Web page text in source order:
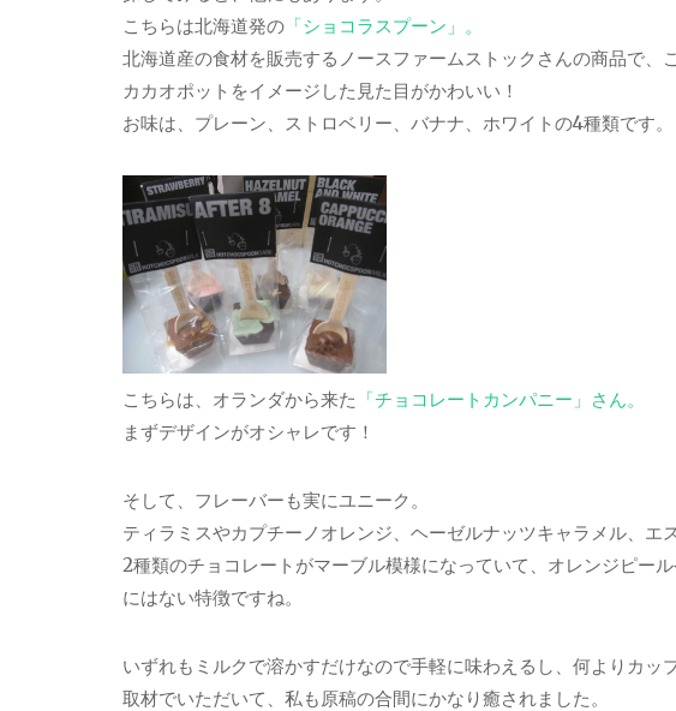
こちらは北海道発の 「ショコラスプーン」。
北海道産の食材を販売するノースファームストックさんの商品で、
カカオポットをイメージした見た目がかわいい！
お味は、プレーン、ストロベリー、バナナ、ホワイトの4種類です。
こちらは、オランダから来た 「チョコレートカンパニー」さん。
まずデザインがオシャレです！
そして、フレーバーも実にユニーク。
ティラミスやカプチーノオレンジ、ヘーゼルナッツキャラメル、エ
2種類のチョコレートがマーブル模様になっていて、オレンジピー
にはない特徴ですね。
いずれもミルクで溶かすだけなので手軽に味わえるし、何よりカッ
取材でいただいて、私も原稿の合間にかなり癒されました。